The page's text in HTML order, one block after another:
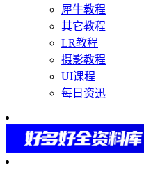
犀牛教程
其它教程
LR教程
摄影教程
UI课程
每日资迅